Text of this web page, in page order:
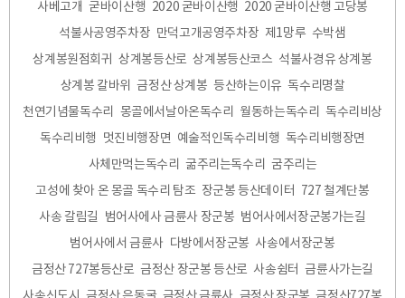
사베고개 굳바이산행 2020 굳바이산행 2020 굳바이산행 고당봉
석불사공영주차장 만덕고개공영주차장 제1망루 수박샘
상계봉원점회귀
상계봉등산로 상계봉등산코스 석불사경유 상계봉
상계봉 칼바위 금정산 상계봉 등산하는이유 독수리명찰
천연기념물독수리
몽골에서날아온독수리 월동하는독수리
독수리비상
독수리비행
멋진비행장면 예술적인독수리비행 독수리비행장면
사체만먹는독수리
굶주리는독수리
굼주리는
고성에 찾아 온 몽골 독수리 탐조 장군봉 등산데이터
727 철계단봉
사송 갈림길
범어사에사 금륜사 장군봉 범어사에서장군봉가는길
범어사에서 금륜사 다방에서장군봉 사송에서장군봉
금정산 727봉등산로 금정산 장군봉 등산로 사송쉼터 금륜사가는길